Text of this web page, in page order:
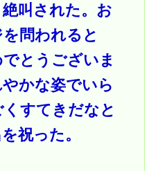
絶叫された。お
問われると
でとうございま
かな姿でいら
すてきだなと
祝った。